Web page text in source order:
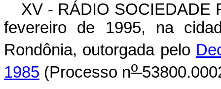
XV - RÁDIO SOCIEDADE
fevereiro de 1995, na
Rondônia, outorgada pelo
1985 (Processo no